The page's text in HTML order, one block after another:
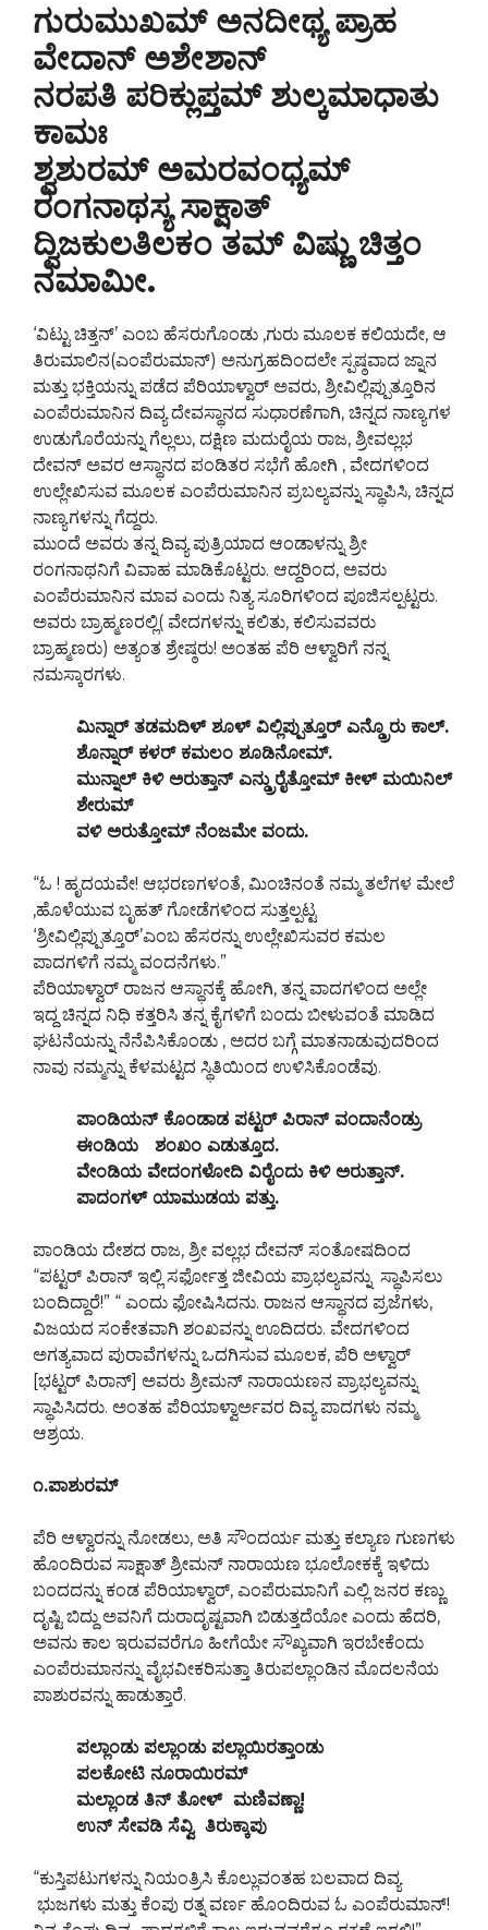
ಗುರುಮುಖಮ್ ಅನದೀಥ್ಯ ಪ್ರಾಹ
ವೇದಾನ್ ಅಶೇಶಾನ್
ನರಪತಿ ಪರಿಕ್ಲುಪ್ತಮ್ ಶುಲ್ಕಮಾಧಾತು
ಕಾಮಃ
ಶ್ವಶುರಮ್ ಅಮರವಂಧ್ಯಮ್
ರಂಗನಾಥಸ್ಯ ಸಾಕ್ಷಾತ್
ದ್ವಿಜಕುಲತಿಲಕಂ ತಮ್ ವಿಷ್ಣು ಚಿತ್ತಂ
ನಮಾಮೀ.
‘ವಿಟ್ಟು ಚಿತ್ತನ್’ ಎಂಬ ಹೆಸರುಗೊಂಡು ,ಗುರು ಮೂಲಕ ಕಲಿಯದೇ, ಆ
ತಿರುಮಾಲಿನ(ಎಂಪೆರುಮಾನ್) ಅನುಗ್ರಹದಿಂದಲೇ ಸ್ಪಷ್ಠವಾದ ಜ್ನಾನ
ಮತ್ತು ಭಕ್ತಿಯನ್ನು ಪಡೆದ ಪೆರಿಯಾಳ್ವಾರ್ ಅವರು, ಶ್ರೀವಿಲ್ಲಿಪ್ಪುತ್ತೂರಿನ
ಎಂಪೆರುಮಾನಿನ ದಿವ್ಯ ದೇವಸ್ಥಾನದ ಸುಧಾರಣೆಗಾಗಿ, ಚಿನ್ನದ ನಾಣ್ಯಗಳ
ಉಡುಗೊರೆಯನ್ನು ಗೆಲ್ಲಲು, ದಕ್ಷಿಣ ಮದುರೈಯ ರಾಜ, ಶ್ರೀವಲ್ಲಭ
ದೇವನ್ ಅವರ ಆಸ್ಥಾನದ ಪಂಡಿತರ ಸಭೆಗೆ ಹೋಗಿ , ವೇದಗಳಿಂದ
ಉಲ್ಲೇಖಿಸುವ ಮೂಲಕ ಎಂಪೆರುಮಾನಿನ ಪ್ರಬಲ್ಯವನ್ನು ಸ್ಥಾಪಿಸಿ, ಚಿನ್ನದ
ನಾಣ್ಯಗಳನ್ನು ಗೆದ್ದರು.
ಮುಂದೆ ಅವರು ತನ್ನ ದಿವ್ಯ ಪುತ್ರಿಯಾದ ಆಂಡಾಳನ್ನು ಶ್ರೀ
ರಂಗನಾಥನಿಗೆ ವಿವಾಹ ಮಾಡಿಕೊಟ್ಟರು. ಆದ್ದರಿಂದ, ಅವರು
ಎಂಪೆರುಮಾನಿನ ಮಾವ ಎಂದು ನಿತ್ಯ ಸೂರಿಗಳಿಂದ ಪೂಜಿಸಲ್ಪಟ್ಟರು.
ಅವರು ಬ್ರಾಹ್ಮಣರಲ್ಲಿ( ವೇದಗಳನ್ನು ಕಲಿತು, ಕಲಿಸುವವರು
ಬ್ರಾಹ್ಮಣರು) ಅತ್ಯಂತ ಶ್ರೇಷ್ಠರು! ಅಂತಹ ಪೆರಿ ಆಳ್ವಾರಿಗೆ ನನ್ನ
ನಮಸ್ಕಾರಗಳು.
ಮಿನ್ನಾರ್ ತಡಮದಿಳ್ ಶೂಳ್ ವಿಲ್ಲಿಪ್ಪುತ್ತೂರ್ ಎನ್ಡ್ರೊರು ಕಾಲ್.
ಶೊನ್ನಾರ್ ಕಳರ್ ಕಮಲಂ ಶೂಡಿನೋಮ್.
ಮುನ್ನಾಲ್ ಕಿಳಿ ಅರುತ್ತಾನ್ ಎನ್ಡ್ರುರೈತ್ತೋಮ್ ಕೀಳ್ ಮಯಿನಿಲ್
ಶೇರುಮ್
ವಳಿ ಅರುತ್ತೋಮ್ ನೆಂಜಮೇ ವಂದು.
“ಓ ! ಹೃದಯವೇ! ಆಭರಣಗಳಂತೆ, ಮಿಂಚಿನಂತೆ ನಮ್ಮ ತಲೆಗಳ ಮೇಲೆ
,ಹೊಳೆಯುವ ಬೃಹತ್ ಗೋಡೆಗಳಿಂದ ಸುತ್ತಲ್ಪಟ್ಟ
‘ಶ್ರೀವಿಲ್ಲಿಪ್ಪುತ್ತೂರ್’ಎಂಬ ಹೆಸರನ್ನು ಉಲ್ಲೇಖಿಸುವರ ಕಮಲ
ಪಾದಗಳಿಗೆ ನಮ್ಮ ವಂದನೆಗಳು.”
ಪೆರಿಯಾಳ್ವಾರ್ ರಾಜನ ಆಸ್ಥಾನಕ್ಕೆ ಹೋಗಿ, ತನ್ನ ವಾದಗಳಿಂದ ಅಲ್ಲೇ
ಇದ್ದ ಚಿನ್ನದ ನಿಧಿ ಕತ್ತರಿಸಿ ತನ್ನ ಕೈಗಳಿಗೆ ಬಂದು ಬೀಳುವಂತೆ ಮಾಡಿದ
ಘಟನೆಯನ್ನು ನೆನೆಪಿಸಿಕೊಂಡು , ಅದರ ಬಗ್ಗೆ ಮಾತನಾಡುವುದರಿಂದ
ನಾವು ನಮ್ಮನ್ನು ಕೆಳಮಟ್ಟದ ಸ್ಥಿತಿಯಿಂದ ಉಳಿಸಿಕೊಂಡೆವು.
ಪಾಂಡಿಯನ್ ಕೊಂಡಾಡ ಪಟ್ಟರ್ ಪಿರಾನ್ ವಂದಾನೆಂಡ್ರು
ಈಂಡಿಯ ಶಂಖಂ ಎಡುತ್ತೂದ.
ವೇಂಡಿಯ ವೇದಂಗಳೋದಿ ವಿರೈಂದು ಕಿಳಿ ಅರುತ್ತಾನ್.
ಪಾದಂಗಳ್ ಯಾಮುಡಯ ಪತ್ತು.
ಪಾಂಡಿಯ ದೇಶದ ರಾಜ, ಶ್ರೀ ವಲ್ಲಭ ದೇವನ್ ಸಂತೋಷದಿಂದ
“ಪಟ್ಟರ್ ಪಿರಾನ್ ಇಲ್ಲಿ ಸರ್ಫೋತ್ತ ಜೀವಿಯ ಪ್ರಾಭಲ್ಯವನ್ನು ಸ್ಥಾಪಿಸಲು
ಬಂದಿದ್ದಾರೆ!” “ ಎಂದು ಫೋಷಿಸಿದನು. ರಾಜನ ಆಸ್ಥಾನದ ಪ್ರಜೆಗಳು,
ವಿಜಯದ ಸಂಕೇತವಾಗಿ ಶಂಖವನ್ನು ಊದಿದರು. ವೇದಗಳಿಂದ
ಅಗತ್ಯವಾದ ಪುರಾವೆಗಳನ್ನು ಒದಗಿಸುವ ಮೂಲಕ, ಪೆರಿ ಅಳ್ವಾರ್
[ಭಟ್ಟರ್ ಪಿರಾನ್] ಅವರು ಶ್ರೀಮನ್ ನಾರಾಯಣನ ಪ್ರಾಭಲ್ಯವನ್ನು
ಸ್ಥಾಪಿಸಿದರು. ಅಂತಹ ಪೆರಿಯಾಳ್ವಾರ್ಅವರ ದಿವ್ಯ ಪಾದಗಳು ನಮ್ಮ
ಆಶ್ರಯ.
೧.ಪಾಶುರಮ್
ಪೆರಿ ಆಳ್ವಾರನ್ನು ನೋಡಲು, ಅತಿ ಸೌಂದರ್ಯ ಮತ್ತು ಕಲ್ಯಾಣ ಗುಣಗಳು
ಹೊಂದಿರುವ ಸಾಕ್ಷಾತ್ ಶ್ರೀಮನ್ ನಾರಾಯಣ ಭೂಲೋಕಕ್ಕೆ ಇಳಿದು
ಬಂದದನ್ನು ಕಂಡ ಪೆರಿಯಾಳ್ವಾರ್, ಎಂಪೆರುಮಾನಿಗೆ ಎಲ್ಲಿ ಜನರ ಕಣ್ಣು
ದೃಷ್ಟಿ ಬಿದ್ದು ಅವನಿಗೆ ದುರಾದೃಷ್ಟವಾಗಿ ಬಿಡುತ್ತದೆಯೋ ಎಂದು ಹೆದರಿ,
ಅವನು ಕಾಲ ಇರುವವರೆಗೂ ಹೀಗೆಯೇ ಸೌಖ್ಯವಾಗಿ ಇರಬೇಕೆಂದು
ಎಂಪೆರುಮಾನನ್ನು ವೈಭವೀಕರಿಸುತ್ತಾ ತಿರುಪಲ್ಲಾಂಡಿನ ಮೊದಲನೆಯ
ಪಾಶುರವನ್ನು ಹಾಡುತ್ತಾರೆ.
ಪಲ್ಲಾಂಡು ಪಲ್ಲಾಂಡು ಪಲ್ಲಾಯಿರತ್ತಾಂಡು
ಪಲಕೋಟಿ ನೂರಾಯಿರಮ್
ಮಲ್ಲಾಂಡ ತಿನ್ ತೋಳ್ ಮಣಿವಣ್ಣಾ!
ಉನ್ ಸೇವಡಿ ಸೆವ್ವಿ ತಿರುಕ್ಕಾಪು
“ಕುಸ್ತಿಪಟುಗಳನ್ನು ನಿಯಂತ್ರಿಸಿ ಕೊಲ್ಲುವಂತಹ ಬಲವಾದ ದಿವ್ಯ
ಭುಜಗಳು ಮತ್ತು ಕೆಂಪು ರತ್ನ ವರ್ಣ ಹೊಂದಿರುವ ಓ ಎಂಪೆರುಮಾನ್!